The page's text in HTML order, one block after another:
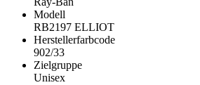
Modell
RB2197 ELLIOT
Herstellerfarbcode
902/33
Zielgruppe
Unisex